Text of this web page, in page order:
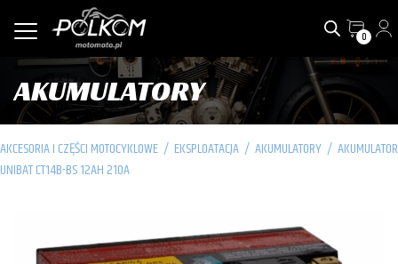
0
AKUMULATORY
AKCESORIA I CZĘŚCI MOTOCYKLOWE / EKSPLOATACJA / AKUMULATORY / AKUMULATOR
UNIBAT CT14B-BS 12AH 210A